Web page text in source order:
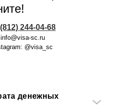
244-04-68
info@visa-sc.ru
@visa_sc
денежных